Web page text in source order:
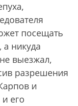
посещать
никуда
выезжал,
разрешения
и
его